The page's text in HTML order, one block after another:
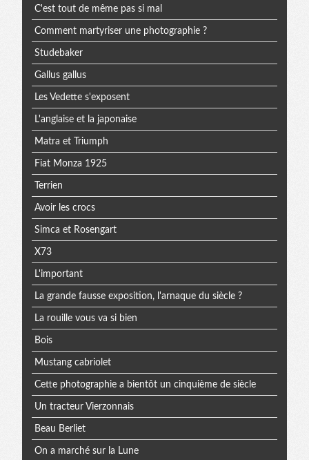
C'est tout de même pas si mal
Comment martyriser une photographie ?
Studebaker
Gallus gallus
Les Vedette s'exposent
L'anglaise et la japonaise
Matra et Triumph
Fiat Monza 1925
Terrien
Avoir les crocs
Simca et Rosengart
X73
L'important
La grande fausse exposition, l'arnaque du siècle ?
La rouille vous va si bien
Bois
Mustang cabriolet
Cette photographie a bientôt un cinquième de siècle
Un tracteur Vierzonnais
Beau Berliet
On a marché sur la Lune